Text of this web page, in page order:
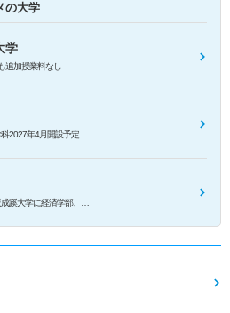
の大学
学
追加授業料なし
2027年4月開設予定
大学に経済学部、誕生。